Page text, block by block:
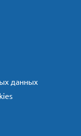
данных